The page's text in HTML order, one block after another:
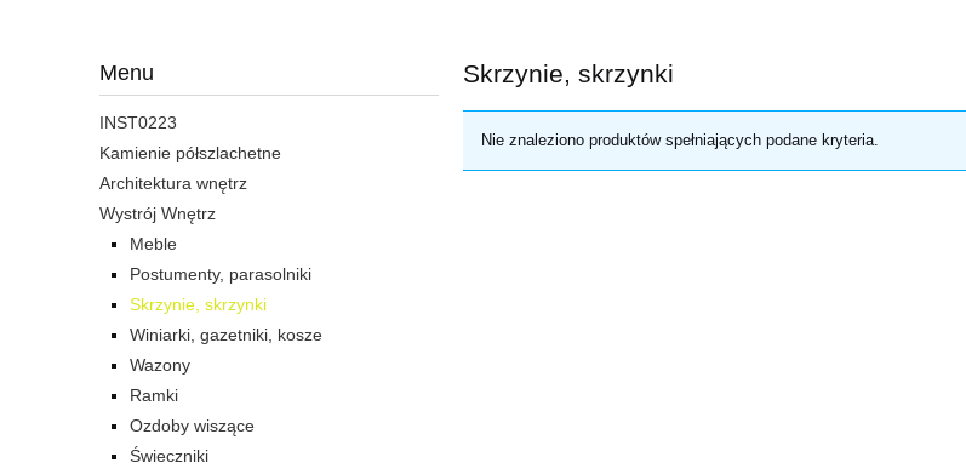
Menu
INST0223
Kamienie półszlachetne
Architektura wnętrz
Wystrój Wnętrz
Meble
Postumenty, parasolniki
Skrzynie, skrzynki
Winiarki, gazetniki, kosze
Wazony
Ramki
Ozdoby wiszące
Świeczniki
Skrzynie, skrzynki
Nie znaleziono produktów spełniających podane kryteria.